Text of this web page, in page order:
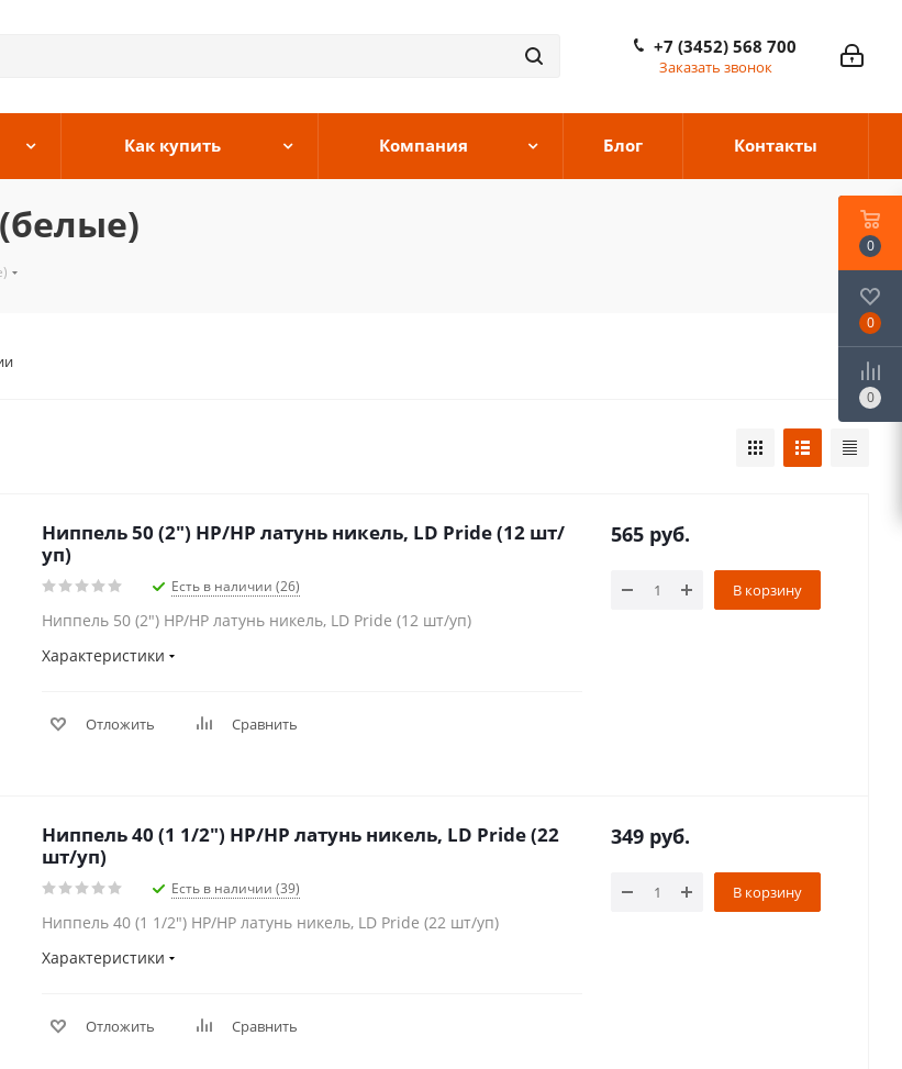
+7 (3452) 568 700
Заказать звонок
Как купить Компания Блог Контакты
Ниппель 50 (2") НР/НР латунь никель, LD Pride (12 шт/
уп)
Есть в наличии (26)
Ниппель 50 (2") НР/НР латунь никель, LD Pride (12 шт/уп)
Характеристики
Отложить Сравнить
565 руб.
В корзину
Ниппель 40 (1 1/2") НР/НР латунь никель, LD Pride (22
шт/уп)
Есть в наличии (39)
Ниппель 40 (1 1/2") НР/НР латунь никель, LD Pride (22 шт/уп)
Характеристики
Отложить Сравнить
349 руб.
В корзину
0
0
0